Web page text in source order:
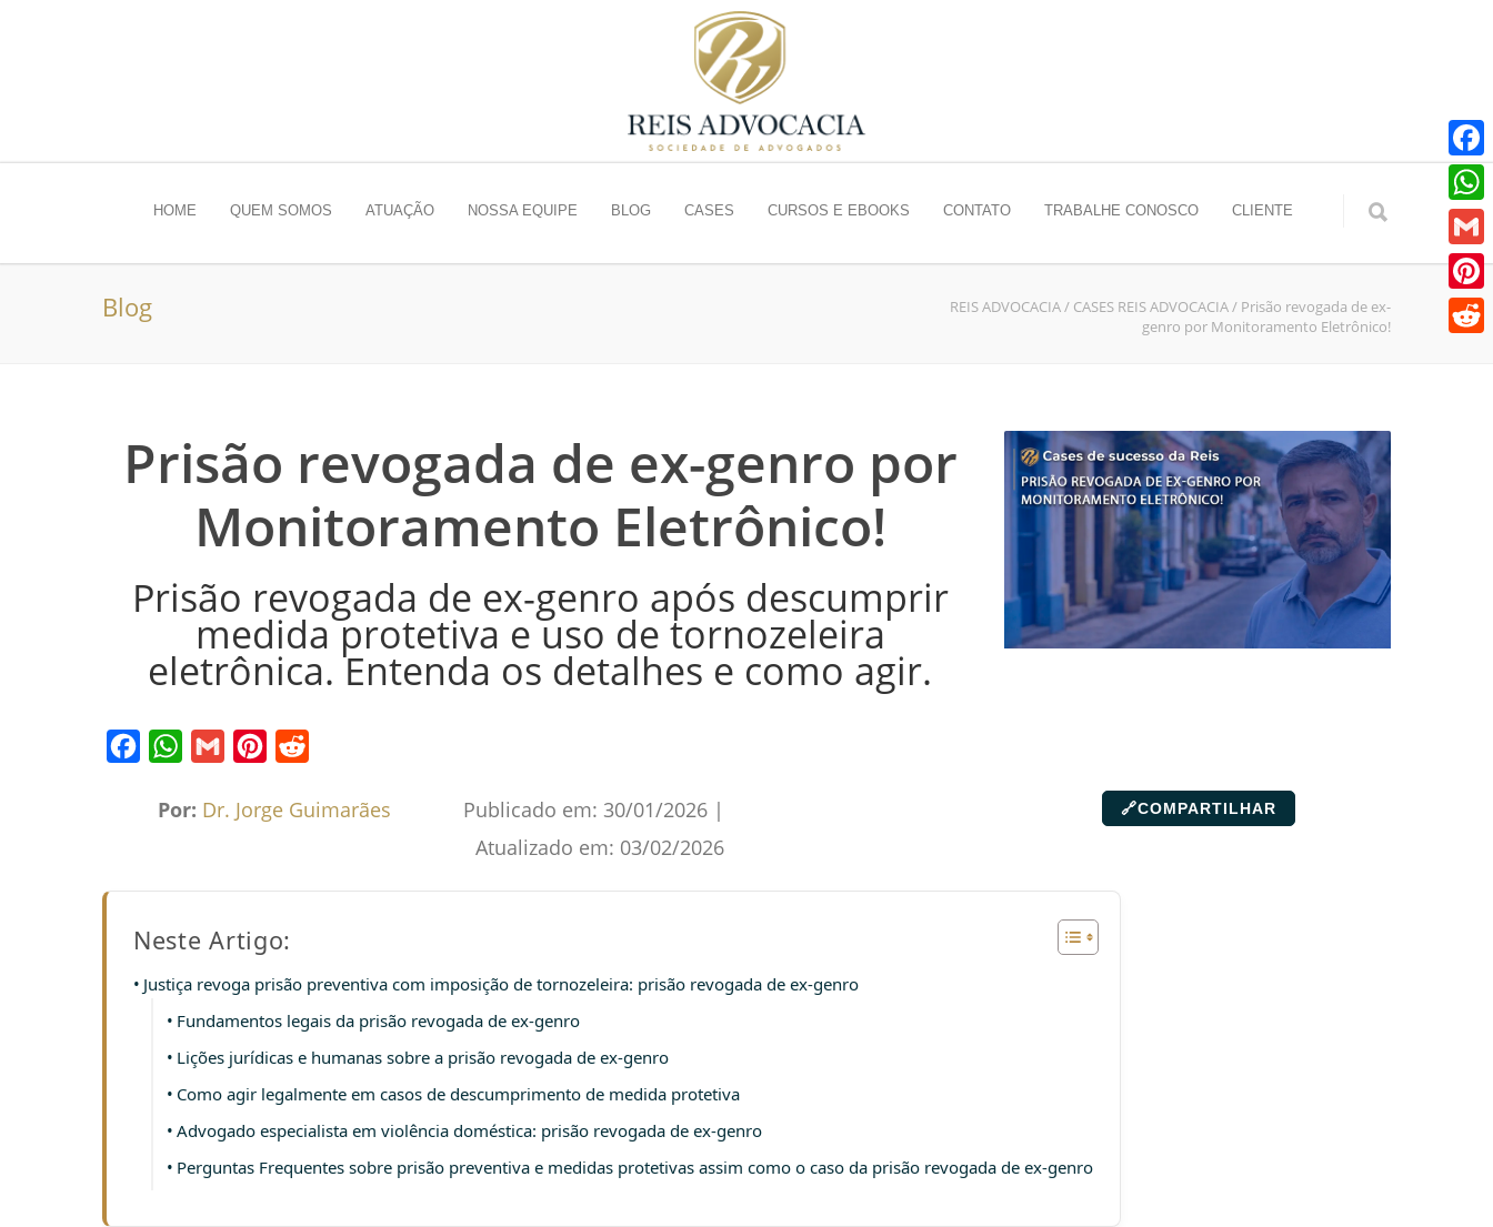
HOME QUEM SOMOS ATUAÇÃO NOSSA EQUIPE BLOG CASES CURSOS E EBOOKS CONTATO TRABALHE CONOSCO CLIENTE
Blog REIS ADVOCACIA/ CASES REIS ADVOCACIA/ Prisão revogada de ex-
genro por Monitoramento Eletrônico!
Prisão revogada de ex-genro por
Monitoramento Eletrônico!
Prisão revogada de ex-genro após descumprir
medida protetiva e uso de tornozeleira
eletrônica. Entenda os detalhes e como agir.
FacebookWhatsApp
Gmail Pinterest
Por: Dr. Jorge Guimarães Publicado em: 30/01/2026 |
Atualizado em: 03/02/2026
🔗COMPARTILHAR
Neste Artigo:
Justiça revoga prisão preventiva com imposição de tornozeleira: prisão revogada de ex-genro
Fundamentos legais da prisão revogada de ex-genro
Lições jurídicas e humanas sobre a prisão revogada de ex-genro
Como agir legalmente em casos de descumprimento de medida protetiva
Advogado especialista em violência doméstica: prisão revogada de ex-genro
Perguntas Frequentes sobre prisão preventiva e medidas protetivas assim como o caso da prisão revogada de ex-genro
Gmail